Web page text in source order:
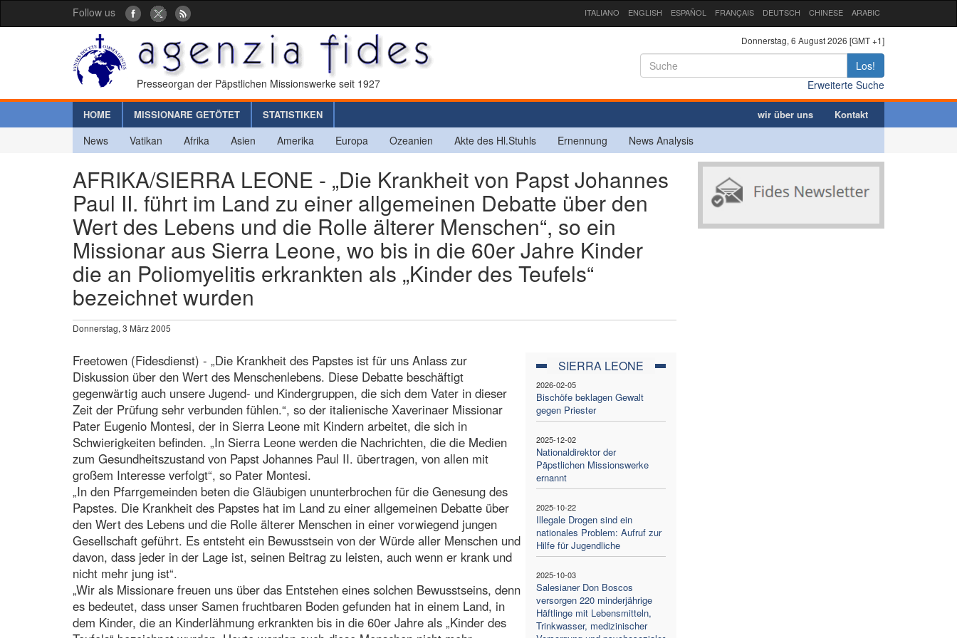
Follow us ITALIANO ENGLISH ESPAÑOL FRANÇAIS DEUTSCH CHINESE ARABIC
Presseorgan der Päpstlichen Missionswerke seit 1927
Donnerstag, 6 August 2026 [GMT +1]
Los!
Erweiterte Suche
HOME MISSIONARE GETÖTET STATISTIKEN wir über uns Kontakt
News Vatikan Afrika Asien Amerika Europa Ozeanien Akte des Hl.Stuhls Ernennung News Analysis
AFRIKA/SIERRA LEONE - „Die Krankheit von Papst Johannes
Paul II. führt im Land zu einer allgemeinen Debatte über den
Wert des Lebens und die Rolle älterer Menschen“, so ein
Missionar aus Sierra Leone, wo bis in die 60er Jahre Kinder
die an Poliomyelitis erkrankten als „Kinder des Teufels“
bezeichnet wurden
Donnerstag, 3 März 2005
SIERRA LEONE
2026-02-05
Bischöfe beklagen Gewalt
gegen Priester
2025-12-02
Nationaldirektor der
Päpstlichen Missionswerke
ernannt
2025-10-22
Illegale Drogen sind ein
nationales Problem: Aufruf zur
Hilfe für Jugendliche
2025-10-03
Salesianer Don Boscos
versorgen 220 minderjährige
Häftlinge mit Lebensmitteln,
Trinkwasser, medizinischer
Freetowen (Fidesdienst) - „Die Krankheit des Papstes ist für uns Anlass zur
Diskussion über den Wert des Menschenlebens. Diese Debatte beschäftigt
gegenwärtig auch unsere Jugend- und Kindergruppen, die sich dem Vater in dieser
Zeit der Prüfung sehr verbunden fühlen.“, so der italienische Xaverinaer Missionar
Pater Eugenio Montesi, der in Sierra Leone mit Kindern arbeitet, die sich in
Schwierigkeiten befinden. „In Sierra Leone werden die Nachrichten, die die Medien
zum Gesundheitszustand von Papst Johannes Paul II. übertragen, von allen mit
großem Interesse verfolgt“, so Pater Montesi.
„In den Pfarrgemeinden beten die Gläubigen ununterbrochen für die Genesung des
Papstes. Die Krankheit des Papstes hat im Land zu einer allgemeinen Debatte über
den Wert des Lebens und die Rolle älterer Menschen in einer vorwiegend jungen
Gesellschaft geführt. Es entsteht ein Bewusstsein von der Würde aller Menschen und
davon, dass jeder in der Lage ist, seinen Beitrag zu leisten, auch wenn er krank und
nicht mehr jung ist“.
„Wir als Missionare freuen uns über das Entstehen eines solchen Bewusstseins, denn
es bedeutet, dass unser Samen fruchtbaren Boden gefunden hat in einem Land, in
dem Kinder, die an Kinderlähmung erkrankten bis in die 60er Jahre als „Kinder des